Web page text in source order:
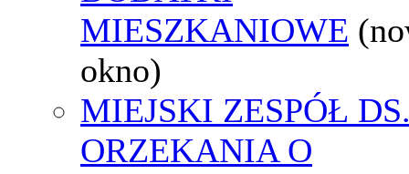
MIESZKANIOWE
okno)
MIEJSKI ZESPÓŁ
ORZEKANIA O